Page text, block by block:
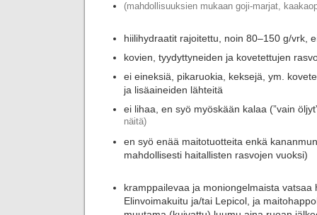
(mahdollisuuksien mukaan goji-marjat,
hiilihydraatit rajoitettu, noin 80–150 g/vrk,
kovien, tyydyttyneiden ja kovetettujen
ei eineksiä, pikaruokia, keksejä, ym.
ja lisäaineiden lähteitä
ei lihaa, en syö myöskään kalaa (”vain
näitä)
en syö enää maitotuotteita enkä
mahdollisesti haitallisten rasvojen vuoksi)
kramppailevaa ja moniongelmaista vatsaa
Elinvoimakuitu ja/tai Lepicol, ja